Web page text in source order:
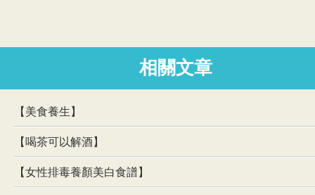
相關文章
【美食養生】
【喝茶可以解酒】
【女性排毒養顏美白食譜】